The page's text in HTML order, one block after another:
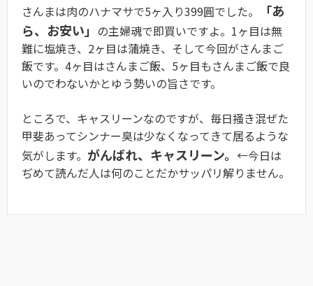
さんまは肉のハナマサで5ヶ入り399圓でした。
「あ
ら、お安い」 の主婦魂で即買いですよ。1ヶ目は無
難に塩焼き、2ヶ目は蒲焼き、そして今回がさんまご
飯です。4ヶ目はさんまご飯、5ヶ目もさんまご飯で良
いのでわないかとゆう勢いの旨さです。
ところで、キャスリーンなのですが、毎日掻き混ぜた
甲斐あってシンナー臭は少なくなってきて居るような
気がします。 がんばれ、キャスリーン。 ←今日は
ぢめて読んだ人は何のことだかサッパリ解りません。